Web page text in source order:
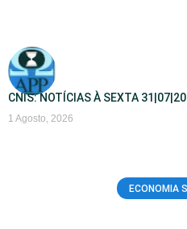
CNIS: NOTÍCIAS À SEXTA
1 Agosto, 2026
ECONOMIA